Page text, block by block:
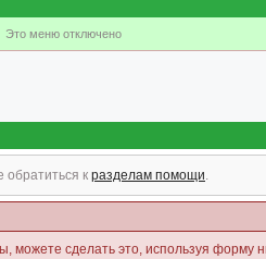
Это меню отключено
к разделам помощи.
можете сделать это, используя форму